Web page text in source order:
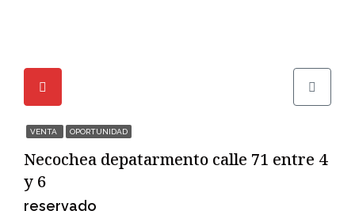
VENTA OPORTUNIDAD
Necochea depatarmento calle 71 entre 4
y 6
reservado